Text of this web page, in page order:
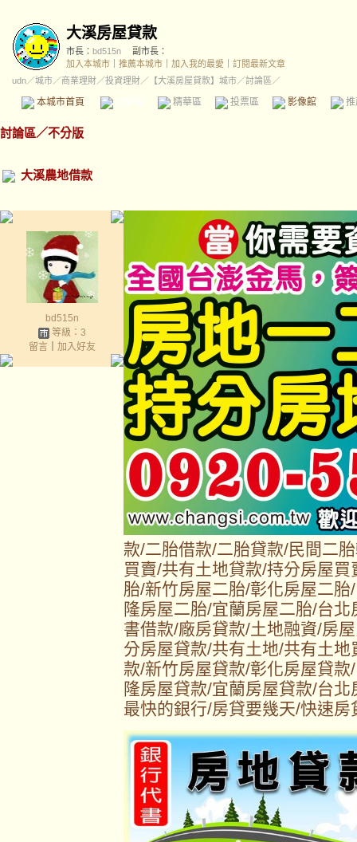
大溪房屋貸款
市長： bd515n
副市長：
加入本城市
推薦本城市 加入我的最愛
訂閱最新文章
udn／城市／商業理財／投資理財／ 【大溪房屋貸款】城市／討論區／
本城市首頁 精華區 投票區 影像館
討論區／不分版
大溪農地借款
bd515n
等級：3
留言｜ 加入好友
款/二胎借款/二胎貸款/民間二
買賣/共有土地貸款/持分房屋
胎/新竹房屋二胎/彰化房屋二
隆房屋二胎/宜蘭房屋二胎/台
書借款/廠房貸款/土地融資/房
分房屋貸款/共有土地/共有土
款/新竹房屋貸款/彰化房屋貸
隆房屋貸款/宜蘭房屋貸款/台
最快的銀行/房貸要幾天/快速房